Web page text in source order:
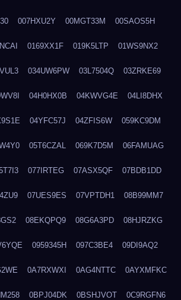
007HXU2Y 00MGT33M 00SAOS5H
0169XX1F 019K5LTP 01WS9NX2
034UW6PW 03L7504Q 03ZRKE69
04H0HX0B 04KWVG4E 04LI8DHX
04YFC57J 04ZFIS6W 059KC9DM
05T6CZAL 069K7D5M 06FAMUAG
077IRTEG 07ASX5QF 07BDB1DD
07UES9ES 07VPTDH1 08B99MM7
08EKQPQ9 08G6A3PD 08HJRZKG
0959345H 097C3BE4 09DI9AQ2
0A7RXWXI 0AG4NTTC 0AYXMFKC
0BPJ04DK 0BSHJVOT 0C9RGFN6